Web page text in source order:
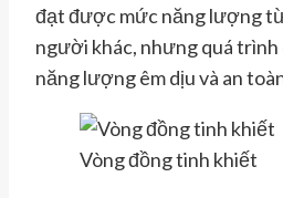
đạt được mức năng lượng
người khác, nhưng quá
năng lượng êm dịu và an
Vòng đồng tinh khiết